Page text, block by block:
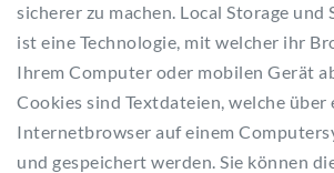
sicherer zu machen. Local Storage und
ist eine Technologie, mit welcher ihr
Ihrem Computer oder mobilen Gerät
Cookies sind Textdateien, welche über
Internetbrowser auf einem
und gespeichert werden. Sie können